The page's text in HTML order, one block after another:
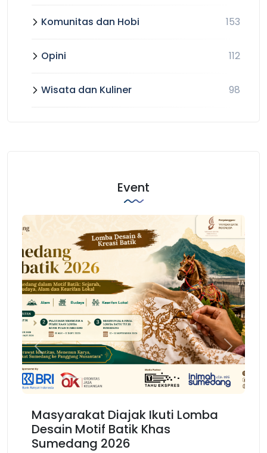
Komunitas dan Hobi 153
Opini 112
Wisata dan Kuliner 98
Event
Masyarakat Diajak Ikuti Lomba
Desain Motif Batik Khas
Sumedang 2026
Previous Next